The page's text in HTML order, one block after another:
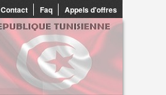
Contact Faq Appels d'offres